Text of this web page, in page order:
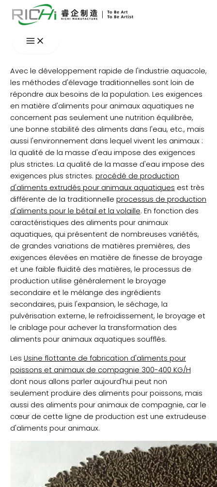
Aller
au
Avec le développement rapide de l'industrie aquacole,
les méthodes d'élevage traditionnelles sont loin de
répondre aux besoins de la population. Les exigences
en matière d'aliments pour animaux aquatiques ne
concernent pas seulement une nutrition équilibrée,
une bonne stabilité des aliments dans l'eau, etc., mais
aussi l'environnement dans lequel vivent les animaux :
la qualité de la masse d'eau impose des exigences
plus strictes. La qualité de la masse d'eau impose des
exigences plus strictes. procédé de production
d'aliments extrudés pour animaux aquatiques est très
différente de la traditionnelle processus de production
d'aliments pour le bétail et la volaille. En fonction des
caractéristiques des aliments pour animaux
aquatiques, qui présentent de nombreuses variétés,
de grandes variations de matières premières, des
exigences élevées en matière de finesse de broyage
et une faible fluidité des matières, le processus de
production utilise généralement le broyage
secondaire et le mélange des ingrédients
secondaires, puis l'expansion, le séchage, la
pulvérisation externe, le refroidissement, le broyage et
le criblage pour achever la transformation des
aliments pour animaux aquatiques soufflés.
Les Usine flottante de fabrication d'aliments pour
poissons et animaux de compagnie 300-400 KG/H
dont nous allons parler aujourd'hui peut non
seulement produire des aliments pour poissons, mais
aussi des aliments pour animaux de compagnie, car le
cœur de cette ligne de production est une extrudeuse
d'aliments pour animaux.